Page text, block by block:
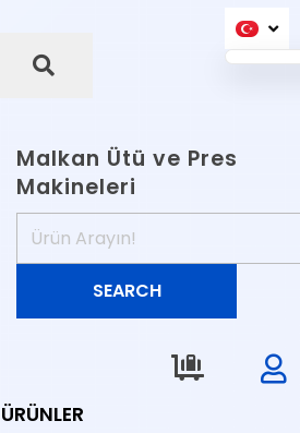
Malkan Ütü ve Pres
Makineleri
ÜRÜNLER